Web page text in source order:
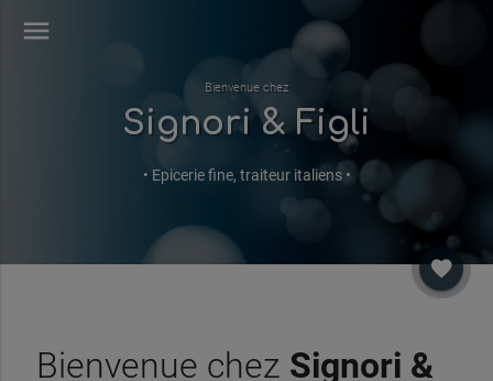
menu
Bienvenue chez
Signori & Figli
• Epicerie fine, traiteur italiens •
favorite
Bienvenue chez Signori &